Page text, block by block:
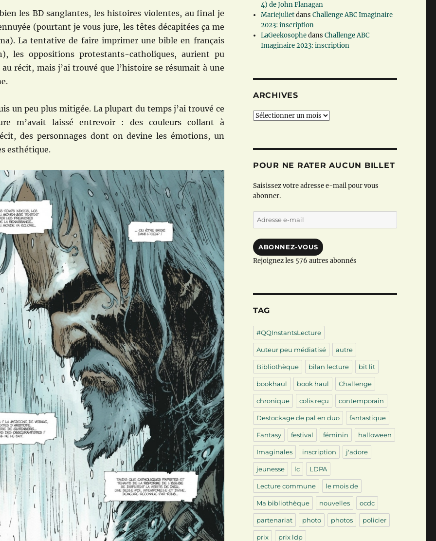
les BD sanglantes, les histoires violentes, au final je
(pourtant je vous jure, les têtes décapitées ça me
La tentative de faire imprimer une bible en français
les oppositions protestants-catholiques, aurient pu
récit, mais j’ai trouvé que l’histoire se résumait à une
un peu plus mitigée. La plupart du temps j’ai trouvé ce
m’avait laissé entrevoir : des couleurs collant à
des personnages dont on devine les émotions, un
esthétique.
4) de John Flanagan
MariejulietdansChallenge ABC Imaginaire
2023: inscription
LaGeekosophedansChallenge ABC
Imaginaire 2023: inscription
ARCHIVES
Archives
POUR NE RATER AUCUN BILLET
Saisissez votre adresse e-mail pour vous
abonner.
Adresse
e-
ABONNEZ-VOUS
Rejoignez les 576 autres abonnés
TAG
#QQInstantsLecture
Auteur peu médiatisé autre
Bibliothèque bilan lecture bit lit
bookhaul book haul Challenge
chronique colis reçu contemporain
Destockage de pal en duo fantastique
Fantasy festival féminin halloween
Imaginales inscription j'adore
jeunesse lc LDPA
Lecture commune le mois de
Ma bibliothèque nouvelles ocdc
partenariat photo photos policier
prix prix ldp